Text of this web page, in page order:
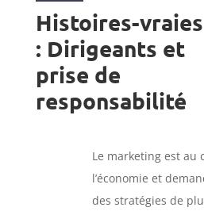
Histoires-vraies
: Dirigeants et
prise de
responsabilité
Le marketing est au
l’économie et
des stratégies de